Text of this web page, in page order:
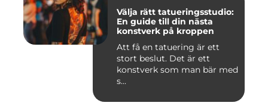
Välja rätt tatueringsstudio:
En guide till din nästa
konstverk på kroppen
Att få en tatuering är ett
stort beslut. Det är ett
konstverk som man bär med
s...